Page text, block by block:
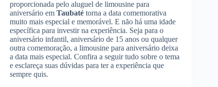
proporcionada pelo aluguel de limousine para
aniversário em Taubaté torna a data comemorativa
muito mais especial e memorável. E não há uma idade
específica para investir na experiência. Seja para o
aniversário infantil, aniversário de 15 anos ou qualquer
outra comemoração, a limousine para aniversário deixa
a data mais especial. Confira a seguir tudo sobre o tema
e esclareça suas dúvidas para ter a experiência que
sempre quis.